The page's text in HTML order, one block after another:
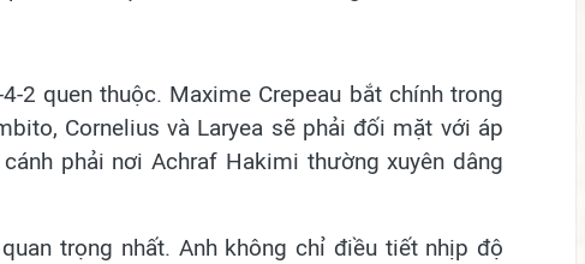
2 quen thuộc. Maxime Crepeau bắt chính trong
Cornelius và Laryea sẽ phải đối mặt với áp
phải nơi Achraf Hakimi thường xuyên dâng
trọng nhất. Anh không chỉ điều tiết nhịp độ